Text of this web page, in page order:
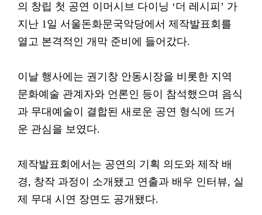
의 창립 첫 공연 이머시브 다이닝 ‘더 레시피’ 가
지난 1일 서울돈화문국악당에서 제작발표회를
열고 본격적인 개막 준비에 들어갔다.
이날 행사에는 권기창 안동시장을 비롯한 지역
문화예술 관계자와 언론인 등이 참석했으며 음식
과 무대예술이 결합된 새로운 공연 형식에 뜨거
운 관심을 보였다.
제작발표회에서는 공연의 기획 의도와 제작 배
경, 창작 과정이 소개됐고 연출과 배우 인터뷰, 실
제 무대 시연 장면도 공개됐다.